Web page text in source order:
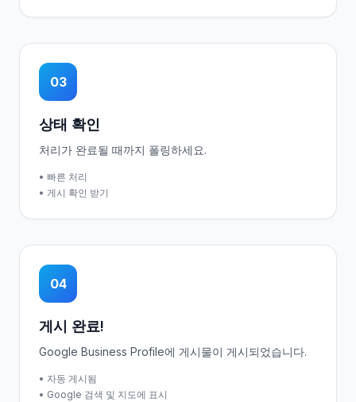
03
상태 확인
처리가 완료될 때까지 폴링하세요.
• 빠른 처리
• 게시 확인 받기
04
게시 완료!
Google Business Profile에 게시물이 게시되었습니다.
• 자동 게시됨
• Google 검색 및 지도에 표시